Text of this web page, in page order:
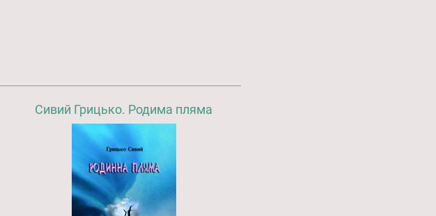
Сивий Грицько. Родима пляма